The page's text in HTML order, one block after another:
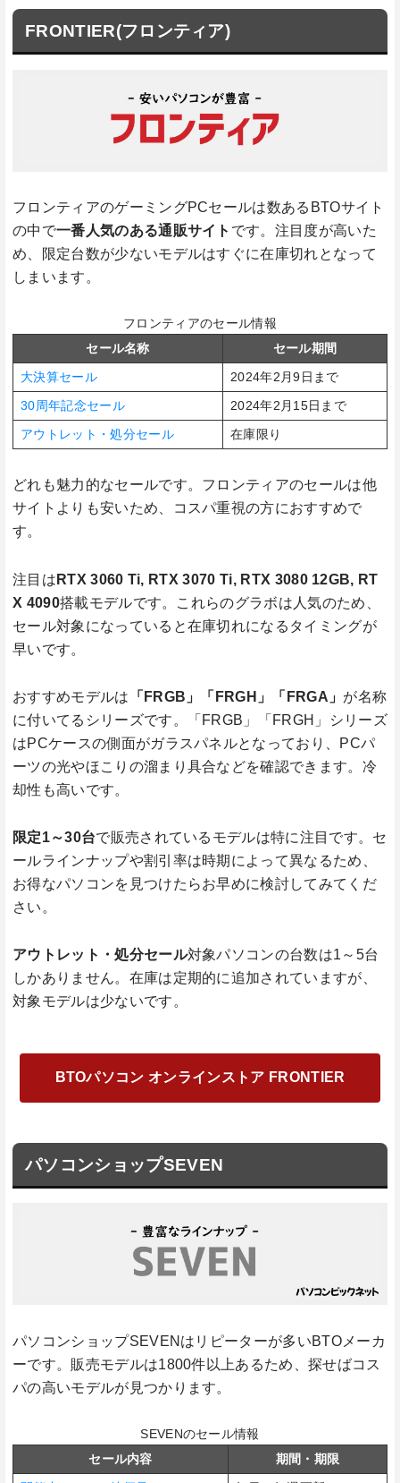
FRONTIER(フロンティア)
フロンティアのゲーミングPCセールは数あるBTOサイト
の中で一番人気のある通販サイト です。注目度が高いた
め、限定台数が少ないモデルはすぐに在庫切れとなって
しまいます。
フロンティアのセール情報
セール名称
セール期間
大決算セール
2024年2月9日まで
30周年記念セール
2024年2月15日まで
アウトレット・処分セール
在庫限り
どれも魅力的なセールです。フロンティアのセールは他
サイトよりも安いため、コスパ重視の方におすすめで
す。
注目は RTX 3060 Ti, RTX 3070 Ti, RTX 3080 12GB, RT
X 4090搭載モデルです。これらのグラボは人気のため、
セール対象になっていると在庫切れになるタイミングが
早いです。
おすすめモデルは 「FRGB」「FRGH」「FRGA」 が名称
に付いてるシリーズです。「FRGB」「FRGH」シリーズ
はPCケースの側面がガラスパネルとなっており、PCパ
ーツの光やほこりの溜まり具合などを確認できます。冷
却性も高いです。
限定1～30台で販売されているモデルは特に注目です。セ
ールラインナップや割引率は時期によって異なるため、
お得なパソコンを見つけたらお早めに検討してみてくだ
さい。
アウトレット・処分セール対象パソコンの台数は1～5台
しかありません。在庫は定期的に追加されていますが、
対象モデルは少ないです。
BTOパソコン オンラインストア FRONTIER
パソコンショップSEVEN
パソコンショップSEVENはリピーターが多いBTOメーカ
ーです。販売モデルは1800件以上あるため、探せばコス
パの高いモデルが見つかります。
SEVENのセール情報
セール内容
期間・期限